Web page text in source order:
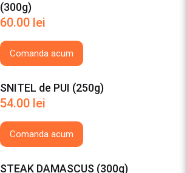
(300g)
60.00 lei
Comanda acum
SNITEL de PUI (250g)
54.00 lei
Comanda acum
STEAK DAMASCUS (300g)